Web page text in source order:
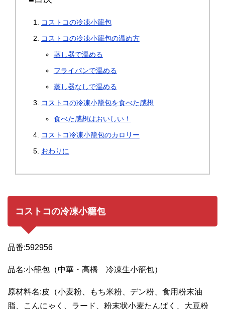
コストコの冷凍小籠包
コストコの冷凍小籠包の温め方
蒸し器で温める
フライパンで温める
蒸し器なしで温める
コストコの冷凍小籠包を食べた感想
食べた感想はおいしい！
コストコ冷凍小籠包のカロリー
おわりに
コストコの冷凍小籠包
品番:592956
品名:小籠包（中華・高橋 冷凍生小籠包）
原材料名:皮（小麦粉、もち米粉、デン粉、食用粉末油
脂、こんにゃく、ラード、粉末状小麦たんぱく、大豆粉